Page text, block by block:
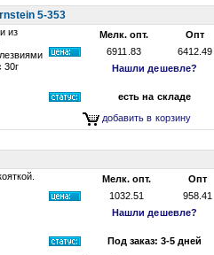
5-353
из
30г
Мелк. опт.
Опт
6911.83
6412.49
Нашли дешевле?
есть на складе
добавить в корзину
Мелк. опт.
Опт
1032.51
958.41
Нашли дешевле?
Под заказ: 3-5 дней